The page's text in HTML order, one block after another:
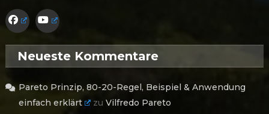
Neueste Kommentare
Pareto Prinzip, 80-20-Regel, Beispiel & Anwendung
einfach erklärt
zuVilfredo Pareto